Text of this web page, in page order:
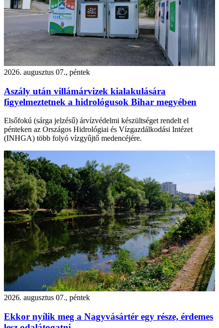
2026. augusztus 07., péntek
Aszály után villámárvizek kialakulására
figyelmeztetnek a hidrológusok Bihar megyében
Elsőfokú (sárga jelzésű) árvízvédelmi készültséget rendelt el
pénteken az Országos Hidrológiai és Vízgazdálkodási Intézet
(INHGA) több folyó vízgyűjtő medencéjére.
2026. augusztus 07., péntek
Ekkor nyílik meg a Nagyvásártér egy része, érdemes